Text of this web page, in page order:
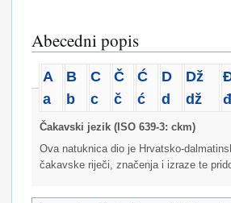
Abecedni popis
A
a
B
b
C
c
Č
č
Ć
ć
D
d
Dž
dž
đ
Čakavski jezik (ISO 639-3: ckm)
Ova natuknica dio je Hrvatsko-
čakavske riječi, značenja i izraze te